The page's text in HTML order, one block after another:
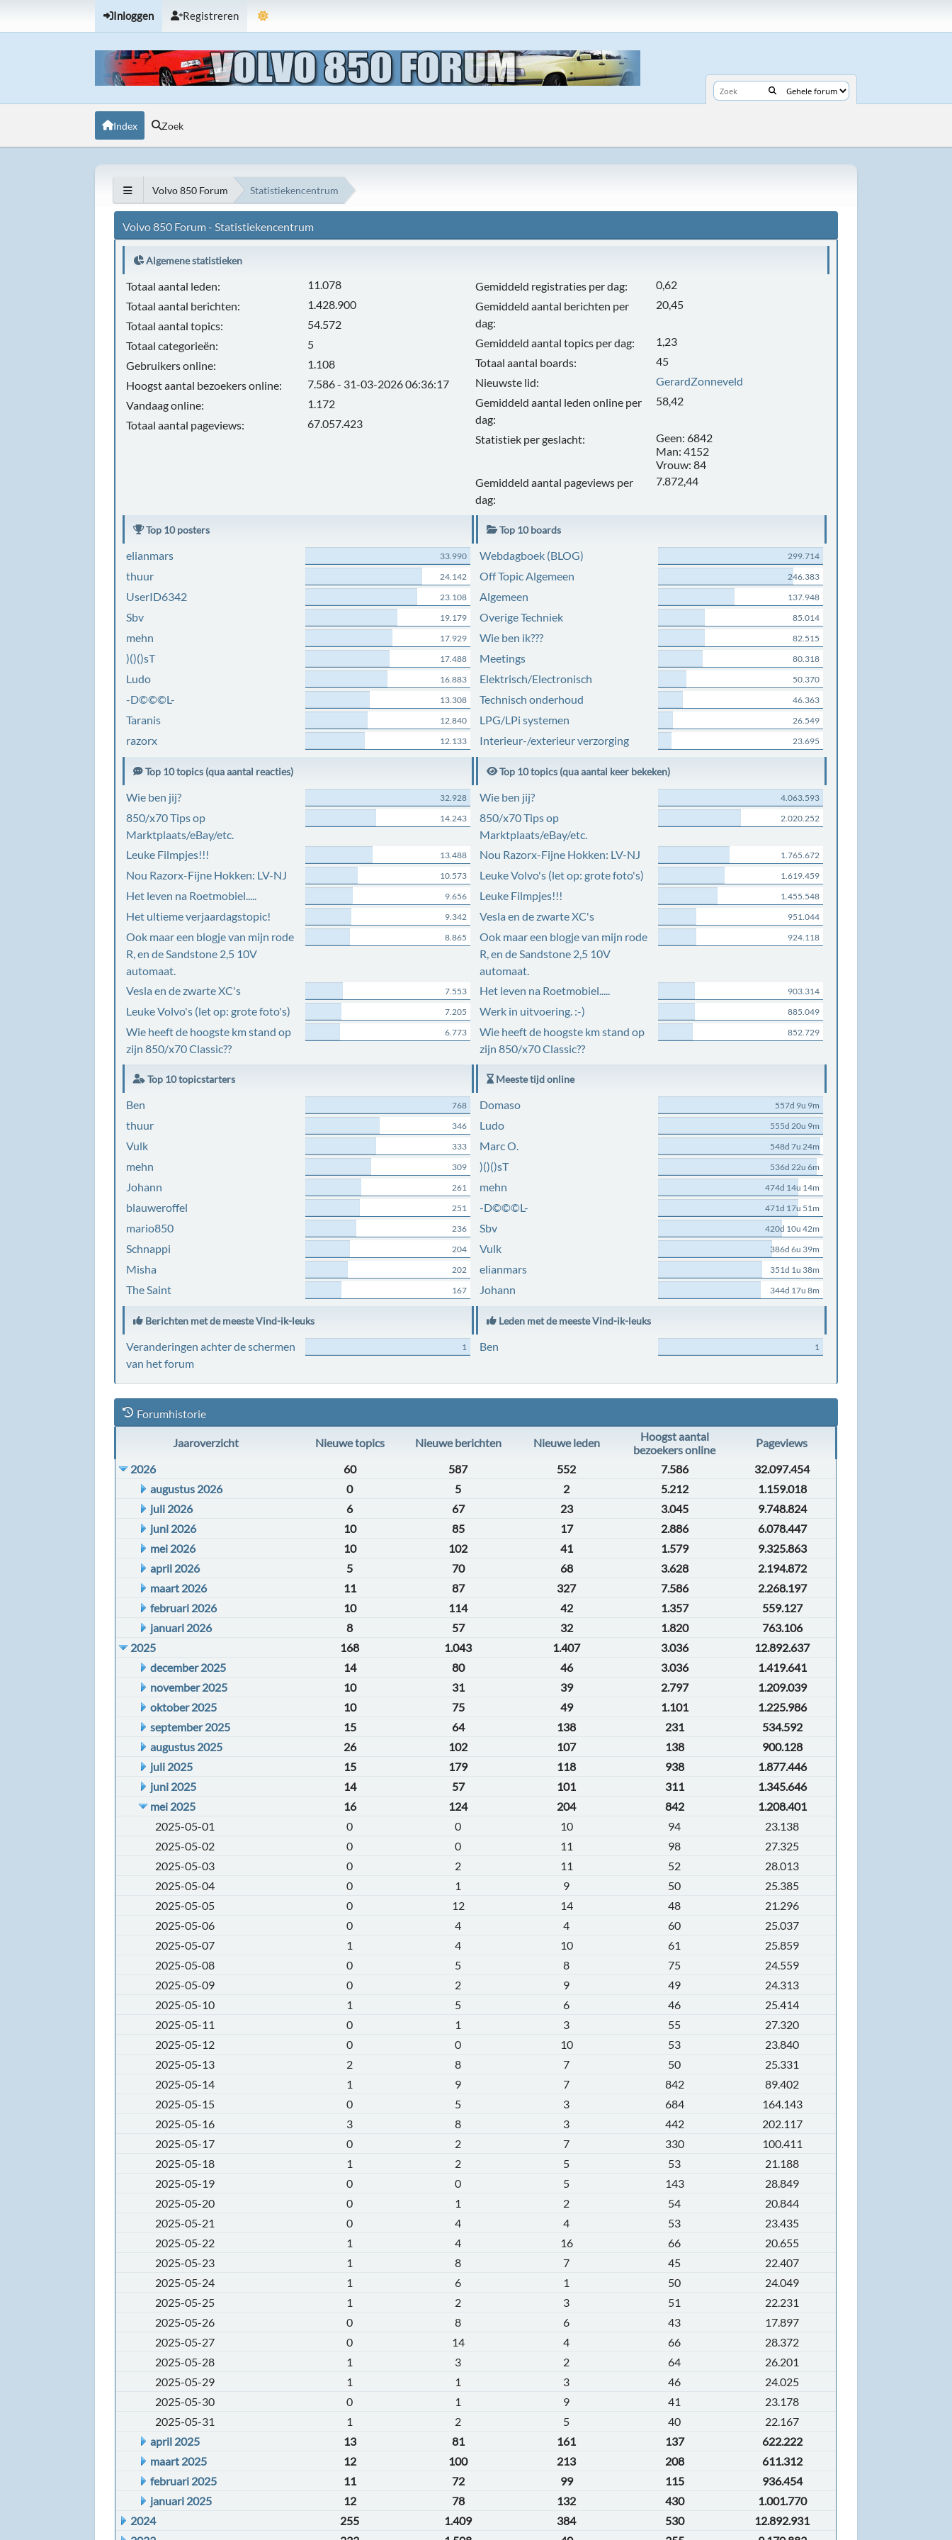
Inloggen Registreren
Index Zoek
Volvo 850 Forum Statistiekencentrum
Volvo 850 Forum - Statistiekencentrum
Algemene statistieken
Totaal aantal leden:
11.078
Totaal aantal berichten:
1.428.900
Totaal aantal topics:
54.572
Totaal categorieën:
5
Gebruikers online:
1.108
Hoogst aantal bezoekers online:
7.586 - 31-03-2026 06:36:17
Vandaag online:
1.172
Totaal aantal pageviews:
67.057.423
Gemiddeld registraties per dag:
0,62
Gemiddeld aantal berichten per
dag:
20,45
Gemiddeld aantal topics per dag:
1,23
Totaal aantal boards:
45
Nieuwste lid:
GerardZonneveld
Gemiddeld aantal leden online per
dag:
58,42
Statistiek per geslacht:
Geen: 6842
Man: 4152
Vrouw: 84
Gemiddeld aantal pageviews per
dag:
7.872,44
Top 10 posters
elianmars 33.990
thuur 24.142
UserID6342 23.108
Sbv 19.179
mehn 17.929
)()()sT 17.488
Ludo 16.883
-D©©©L- 13.308
Taranis 12.840
razorx 12.133
Top 10 boards
Webdagboek (BLOG) 299.714
Off Topic Algemeen 246.383
Algemeen 137.948
Overige Techniek 85.014
Wie ben ik??? 82.515
Meetings 80.318
Elektrisch/Electronisch 50.370
Technisch onderhoud 46.363
LPG/LPi systemen 26.549
Interieur-/exterieur verzorging 23.695
Top 10 topics (qua aantal reacties)
Wie ben jij? 32.928
850/x70 Tips op
Marktplaats/eBay/etc.
14.243
Leuke Filmpjes!!! 13.488
Nou Razorx-Fijne Hokken: LV-NJ 10.573
Het leven na Roetmobiel..... 9.656
Het ultieme verjaardagstopic! 9.342
Ook maar een blogje van mijn rode
R, en de Sandstone 2,5 10V
automaat.
8.865
Vesla en de zwarte XC's 7.553
Leuke Volvo's (let op: grote foto's) 7.205
Wie heeft de hoogste km stand op
zijn 850/x70 Classic??
6.773
Top 10 topics (qua aantal keer bekeken)
Wie ben jij? 4.063.593
850/x70 Tips op
Marktplaats/eBay/etc.
2.020.252
Nou Razorx-Fijne Hokken: LV-NJ 1.765.672
Leuke Volvo's (let op: grote foto's) 1.619.459
Leuke Filmpjes!!! 1.455.548
Vesla en de zwarte XC's 951.044
Ook maar een blogje van mijn rode
R, en de Sandstone 2,5 10V
automaat.
924.118
Het leven na Roetmobiel..... 903.314
Werk in uitvoering. :-) 885.049
Wie heeft de hoogste km stand op
zijn 850/x70 Classic??
852.729
Top 10 topicstarters
Ben 768
thuur 346
Vulk 333
mehn 309
Johann 261
blauweroffel 251
mario850 236
Schnappi 204
Misha 202
The Saint 167
Meeste tijd online
Domaso 557d 9u 9m
Ludo 555d 20u 9m
Marc O. 548d 7u 24m
)()()sT 536d 22u 6m
mehn 474d 14u 14m
-D©©©L- 471d 17u 51m
Sbv 420d 10u 42m
Vulk 386d 6u 39m
elianmars 351d 1u 38m
Johann 344d 17u 8m
Berichten met de meeste Vind-ik-leuks
Veranderingen achter de schermen
van het forum
1
Leden met de meeste Vind-ik-leuks
Ben 1
Forumhistorie
Jaaroverzicht Nieuwe topics Nieuwe berichten Nieuwe leden
Hoogst aantal
bezoekers online
Pageviews
2026
60 587 552 7.586
32.097.454
augustus 2026
0 5 2 5.212
1.159.018
juli 2026
6 67 23 3.045
9.748.824
juni 2026
10 85 17 2.886
6.078.447
mei 2026
10 102 41 1.579
9.325.863
april 2026
5 70 68 3.628
2.194.872
maart 2026
11 87 327 7.586
2.268.197
februari 2026
10 114 42 1.357
559.127
januari 2026
8 57 32 1.820
763.106
2025
168 1.043 1.407 3.036
12.892.637
december 2025
14 80 46 3.036
1.419.641
november 2025
10 31 39 2.797
1.209.039
oktober 2025
10 75 49 1.101
1.225.986
september 2025
15 64 138 231
534.592
augustus 2025
26 102 107 138
900.128
juli 2025
15 179 118 938
1.877.446
juni 2025
14 57 101 311
1.345.646
mei 2025
16 124 204 842
1.208.401
2025-05-01
0 0 10 94
23.138
2025-05-02
0 0 11 98
27.325
2025-05-03
0 2 11 52
28.013
2025-05-04
0 1 9 50
25.385
2025-05-05
0 12 14 48
21.296
2025-05-06
0 4 4 60
25.037
2025-05-07
1 4 10 61
25.859
2025-05-08
0 5 8 75
24.559
2025-05-09
0 2 9 49
24.313
2025-05-10
1 5 6 46
25.414
2025-05-11
0 1 3 55
27.320
2025-05-12
0 0 10 53
23.840
2025-05-13
2 8 7 50
25.331
2025-05-14
1 9 7 842
89.402
2025-05-15
0 5 3 684
164.143
2025-05-16
3 8 3 442
202.117
2025-05-17
0 2 7 330
100.411
2025-05-18
1 2 5 53
21.188
2025-05-19
0 0 5 143
28.849
2025-05-20
0 1 2 54
20.844
2025-05-21
0 4 4 53
23.435
2025-05-22
1 4 16 66
20.655
2025-05-23
1 8 7 45
22.407
2025-05-24
1 6 1 50
24.049
2025-05-25
1 2 3 51
22.231
2025-05-26
0 8 6 43
17.897
2025-05-27
0 14 4 66
28.372
2025-05-28
1 3 2 64
26.201
2025-05-29
1 1 3 46
24.025
2025-05-30
0 1 9 41
23.178
2025-05-31
1 2 5 40
22.167
april 2025
13 81 161 137
622.222
maart 2025
12 100 213 208
611.312
februari 2025
11 72 99 115
936.454
januari 2025
12 78 132 430
1.001.770
2024
255 1.409 384 530
12.892.931